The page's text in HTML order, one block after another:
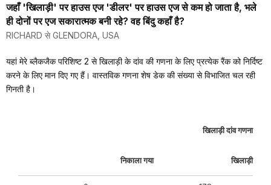
जहाँ 'खिलाड़ी' पर हाउस एज 'डीलर' पर हाउस एज से कम हो जाता है, भले
ही दोनों पर एज सकारात्मक बनी रहे? वह बिंदु कहाँ है?
RICHARD से GLENDORA, USA
यहां मेरे ब्लैकजैक परिशिष्ट 2 से खिलाड़ी के दांव की गणना के लिए प्रत्येक रैंक को निर्दिष्ट
करने के लिए मान दिए गए हैं। वास्तविक गणना शेष डेक की संख्या से विभाजित चल रही
गिनती है।
खिलाड़ी दांव गणना
निकाला गया खिलाड़ी